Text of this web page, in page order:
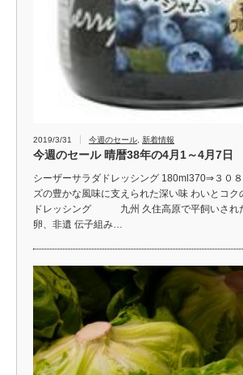
2019/3/31 今週のセール 新着情報
今週のセール 晴暦38年の4月1～4月7日
シーザーサラダドレッシング 180ml370⇒３０
ズの豊かな風味に支えられた深い味 わいとコク
ドレッシング 九州 久住高原で平飼いされ
卵、非遺 伝子組み…